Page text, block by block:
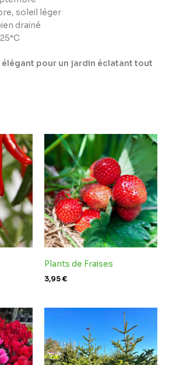
soleil léger
drainé
élégant pour un jardin éclatant tout
Plants de Fraises
3,95€
€
Plage
prix :
12,95 €
à
44,95 €